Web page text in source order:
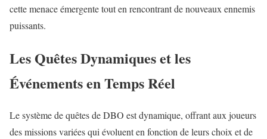
cette menace émergente tout en rencontrant de nouveaux ennemis
puissants.
Les Quêtes Dynamiques et les
Événements en Temps Réel
Le système de quêtes de DBO est dynamique, offrant aux joueurs
des missions variées qui évoluent en fonction de leurs choix et de